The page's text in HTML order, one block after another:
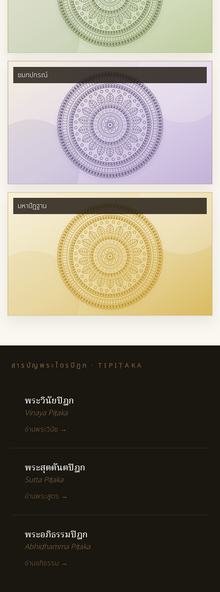
ยมกปกรณ์
มหาปัฏฐาน
สารบัญพระไตรปิฎก · TIPIṬAKA
พระวินัยปิฎก
Vinaya Piṭaka
อ่านพระวินัย →
พระสุตตันตปิฎก
Sutta Piṭaka
อ่านพระสูตร →
พระอภิธรรมปิฎก
Abhidhamma Piṭaka
อ่านอภิธรรม →